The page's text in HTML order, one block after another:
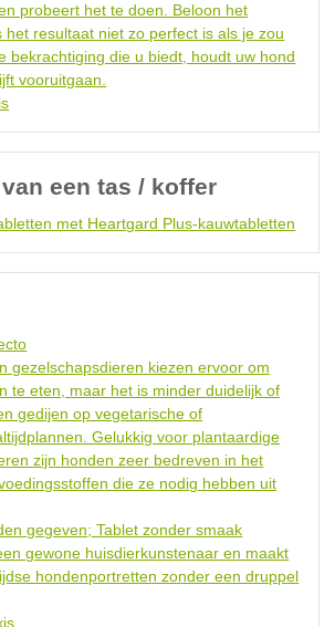
probeert het te doen. Beloon het
het resultaat niet zo perfect is als je zou
bekrachtiging die u biedt, houdt uw hond
vooruitgaan.
een tas / koffer
met Heartgard Plus-kauwtabletten
gezelschapsdieren kiezen ervoor om
te eten, maar het is minder duidelijk of
gedijen op vegetarische of
Gelukkig voor plantaardige
zijn honden zeer bedreven in het
die ze nodig hebben uit
gegeven; Tablet zonder smaak
gewone huisdierkunstenaar en maakt
hondenportretten zonder een druppel